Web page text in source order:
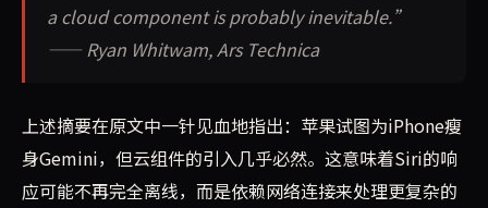
a cloud component is probably inevitable.”
—— Ryan Whitwam, Ars Technica
上述摘要在原文中一针见血地指出：苹果试图为iPhone瘦
身Gemini，但云组件的引入几乎必然。这意味着Siri的响
应可能不再完全离线，而是依赖网络连接来处理更复杂的